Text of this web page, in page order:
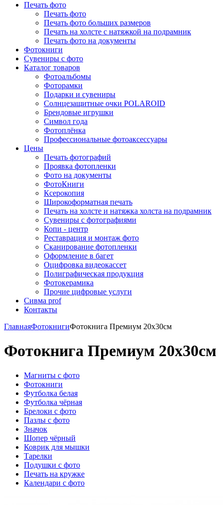
Печать фото
Печать фото
Печать фото больших размеров
Печать на холсте с натяжкой на подрамник
Печать фото на документы
Фотокниги
Сувениры с фото
Каталог товаров
Фотоальбомы
Фоторамки
Подарки и сувениры
Солнцезащитные очки POLAROID
Брендовые игрушки
Символ года
Фотоплёнка
Профессиональные фотоаксессуары
Цены
Печать фотографий
Проявка фотопленки
Фото на документы
ФотоКниги
Ксерокопия
Широкоформатная печать
Печать на холсте и натяжка холста на подрамник
Сувениры с фотографиями
Копи - центр
Реставрация и монтаж фото
Сканирование фотопленки
Оформление в багет
Оцифровка видеокассет
Полиграфическая продукция
Фотокерамика
Прочие цифровые услуги
Сивма prof
Контакты
ГлавнаяФотокнигиФотокнига Премиум 20х30см
Фотокнига Премиум 20х30см
Магниты с фото
Фотокниги
Футболка белая
Футболка чёрная
Брелоки с фото
Пазлы с фото
Значок
Шопер чёрный
Коврик для мышки
Тарелки
Подушки с фото
Печать на кружке
Календари с фото